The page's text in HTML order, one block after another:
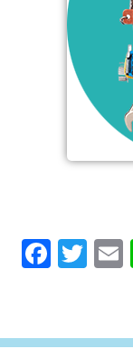
F
b
T
te l